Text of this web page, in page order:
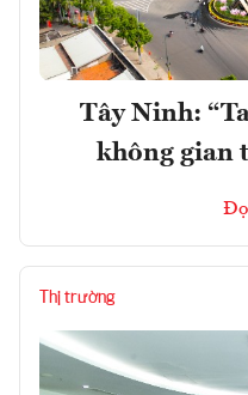
Tây Ninh:
không gian
Thị trường